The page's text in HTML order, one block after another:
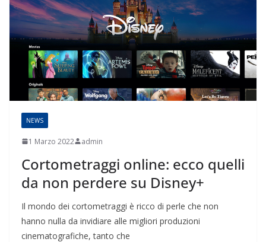
NEWS
1 Marzo 2022 admin
Cortometraggi online: ecco quelli
da non perdere su Disney+
Il mondo dei cortometraggi è ricco di perle che non
hanno nulla da invidiare alle migliori produzioni
cinematografiche, tanto che